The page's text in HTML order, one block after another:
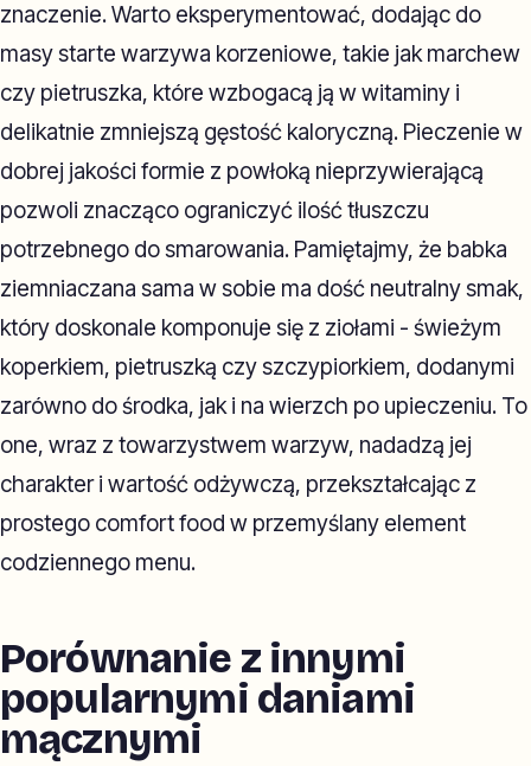
znaczenie. Warto eksperymentować, dodając do
masy starte warzywa korzeniowe, takie jak marchew
czy pietruszka, które wzbogacą ją w witaminy i
delikatnie zmniejszą gęstość kaloryczną. Pieczenie w
dobrej jakości formie z powłoką nieprzywierającą
pozwoli znacząco ograniczyć ilość tłuszczu
potrzebnego do smarowania. Pamiętajmy, że babka
ziemniaczana sama w sobie ma dość neutralny smak,
który doskonale komponuje się z ziołami - świeżym
koperkiem, pietruszką czy szczypiorkiem, dodanymi
zarówno do środka, jak i na wierzch po upieczeniu. To
one, wraz z towarzystwem warzyw, nadadzą jej
charakter i wartość odżywczą, przekształcając z
prostego comfort food w przemyślany element
codziennego menu.
Porównanie z innymi
popularnymi daniami
mącznymi